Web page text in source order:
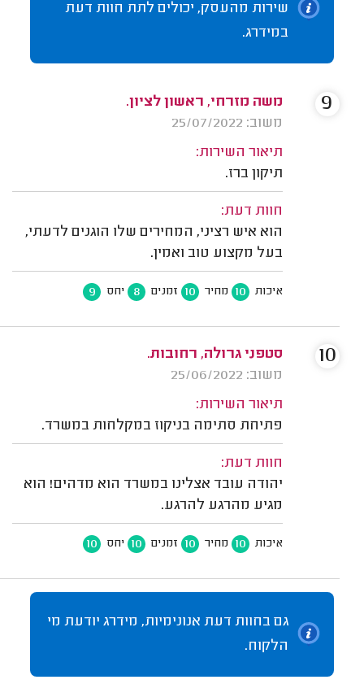
שירות מהעסק, יכולים לתת חוות דעת
במידרג.
משה מזרחי, ראשון לציון.
משוב: 25/07/2022
תיאור השירות:
תיקון ברז.
חוות דעת:
הוא איש רציני, המחירים שלו הוגנים לדעתי,
בעל מקצוע טוב ואמין.
איכות 10 מחיר 10 זמנים 8 יחס 9
9
סטפני גרולה, רחובות.
משוב: 25/06/2022
תיאור השירות:
פתיחת סתימה בניקוז במקלחות במשרד.
חוות דעת:
יהודה עובד אצלינו במשרד הוא מדהים! הוא
מגיע מהרגע להרגע.
איכות 10 מחיר 10 זמנים 10 יחס 10
10
גם בחוות דעת אנונימיות, מידרג יודעת מי
הלקוח.